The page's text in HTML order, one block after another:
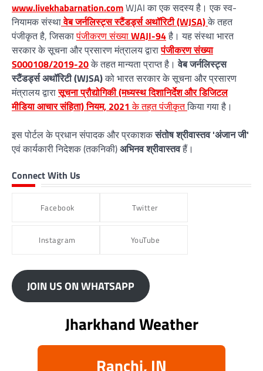
www.livekhabarnation.comWJAI का एक सदस्य है। एक स्व-
नियामक संस्थावेब जर्नलिस्ट्स स्टैंडर्ड्स अथॉरिटी (WJSA)के तहत
पंजीकृत है, जिसकापंजीकरण संख्याWAJI-94है। यह संस्था भारत
सरकार के सूचना और प्रसारण मंत्रालय द्वारापंजीकरण संख्या
S000108/2019-20के तहत मान्यता प्राप्त है।वेब जर्नलिस्ट्स
स्टैंडर्ड्स अथॉरिटी (WJSA)को भारत सरकार के सूचना और प्रसारण
मंत्रालय द्वारासूचना प्रौद्योगिकी (मध्यस्थ दिशानिर्देश और डिजिटल
मीडिया आचार संहिता) नियम, 2021 के तहत पंजीकृतकिया गया है।
इस पोर्टल के प्रधान संपादक और प्रकाशकसंतोष श्रीवास्तव 'अंजान जी'
एवं कार्यकारी निदेशक (तकनिकी)अभिनव श्रीवास्तवहैं।
Connect With Us
Facebook Twitter
Instagram YouTube
JOIN US ON WHATSAPP
Jharkhand Weather
Ranchi, IN